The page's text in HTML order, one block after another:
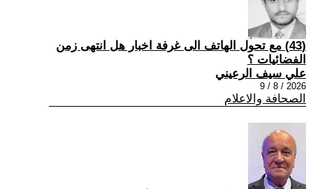
(43) مع تحول الهاتف الى غرفة اخبار هل انتهى زمن
الفضائيات ؟
علي سيف الرعيني
2026 / 8 / 9
الصحافة والاعلام